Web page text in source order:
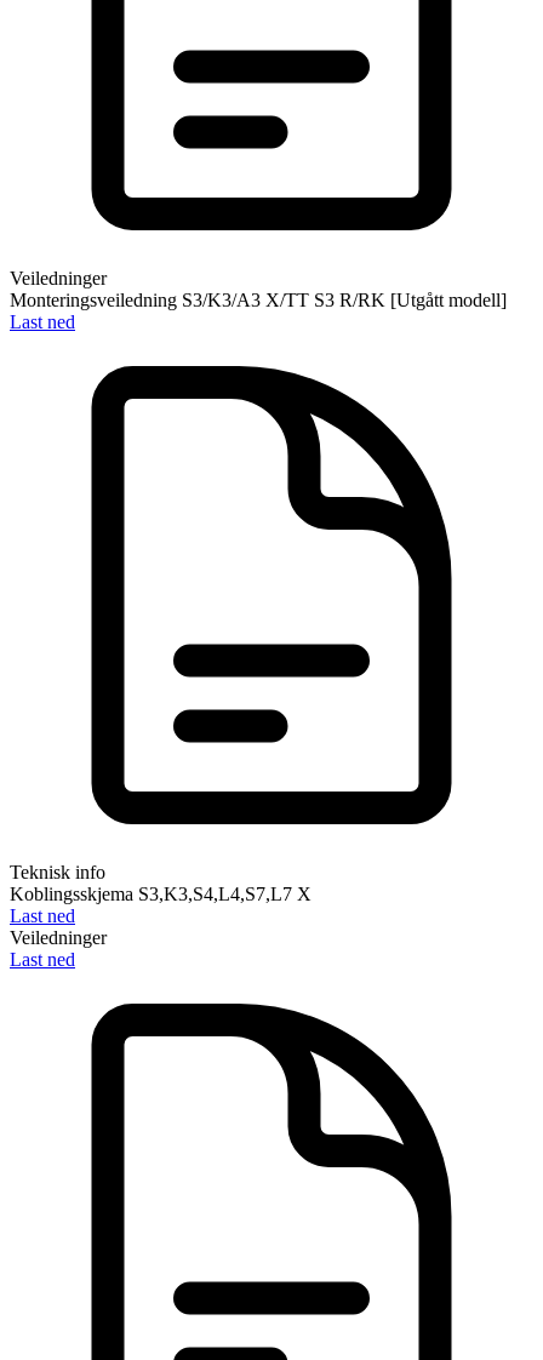
Veiledninger
Monteringsveiledning S3/K3/A3 X/TT S3 R/RK [Utgått modell]
Last ned
Teknisk info
Koblingsskjema S3,K3,S4,L4,S7,L7 X
Last ned
Veiledninger
Last ned